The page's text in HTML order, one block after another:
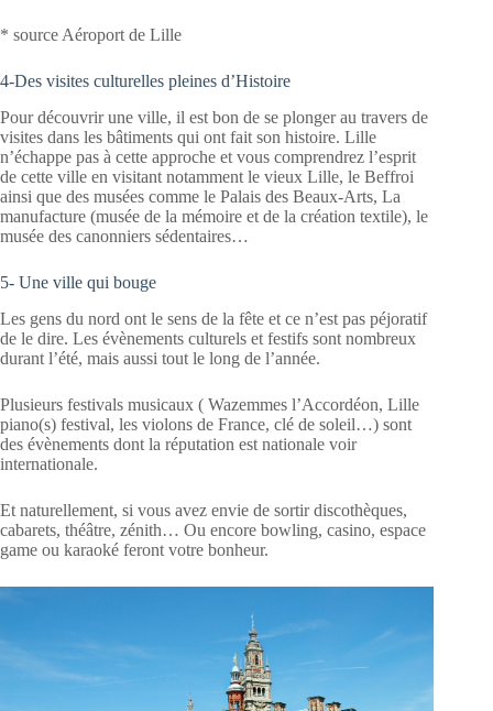
* source Aéroport de Lille
4-Des visites culturelles pleines d’Histoire
Pour découvrir une ville, il est bon de se plonger au travers de
visites dans les bâtiments qui ont fait son histoire. Lille
n’échappe pas à cette approche et vous comprendrez l’esprit
de cette ville en visitant notamment le vieux Lille, le Beffroi
ainsi que des musées comme le Palais des Beaux-Arts, La
manufacture (musée de la mémoire et de la création textile), le
musée des canonniers sédentaires…
5- Une ville qui bouge
Les gens du nord ont le sens de la fête et ce n’est pas péjoratif
de le dire. Les évènements culturels et festifs sont nombreux
durant l’été, mais aussi tout le long de l’année.
Plusieurs festivals musicaux ( Wazemmes l’Accordéon, Lille
piano(s) festival, les violons de France, clé de soleil…) sont
des évènements dont la réputation est nationale voir
internationale.
Et naturellement, si vous avez envie de sortir discothèques,
cabarets, théâtre, zénith… Ou encore bowling, casino, espace
game ou karaoké feront votre bonheur.